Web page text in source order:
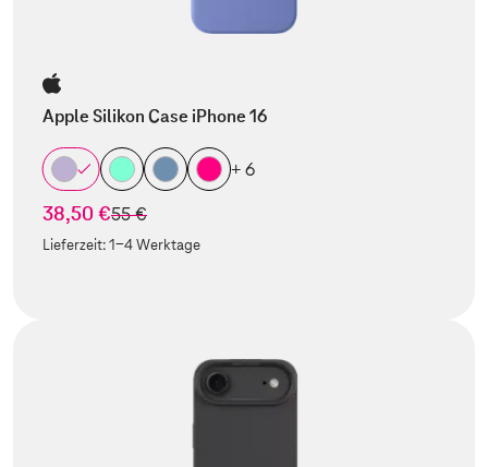
Apple Silikon Case iPhone 16
+ 6
38,50 €statt
55 €
Lieferzeit:1-4 Werktage